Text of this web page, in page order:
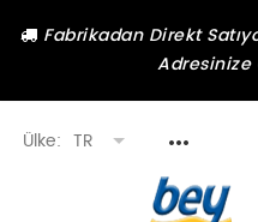
Fabrikadan Direkt
Adresinize
Ülke: TR